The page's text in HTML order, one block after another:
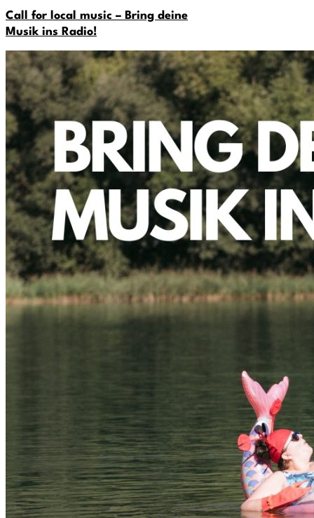
Call for local music – Bring deine
Musik ins Radio!